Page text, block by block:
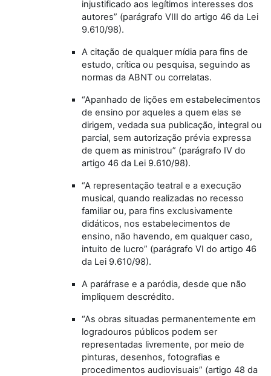
injustificado aos legítimos interesses dos
autores” (parágrafo VIII do artigo 46 da Lei
9.610/98).
A citação de qualquer mídia para fins de
estudo, crítica ou pesquisa, seguindo as
normas da ABNT ou correlatas.
“Apanhado de lições em estabelecimentos
de ensino por aqueles a quem elas se
dirigem, vedada sua publicação, integral ou
parcial, sem autorização prévia expressa
de quem as ministrou” (parágrafo IV do
artigo 46 da Lei 9.610/98).
“A representação teatral e a execução
musical, quando realizadas no recesso
familiar ou, para fins exclusivamente
didáticos, nos estabelecimentos de
ensino, não havendo, em qualquer caso,
intuito de lucro” (parágrafo VI do artigo 46
da Lei 9.610/98).
A paráfrase e a paródia, desde que não
impliquem descrédito.
“As obras situadas permanentemente em
logradouros públicos podem ser
representadas livremente, por meio de
pinturas, desenhos, fotografias e
procedimentos audiovisuais” (artigo 48 da